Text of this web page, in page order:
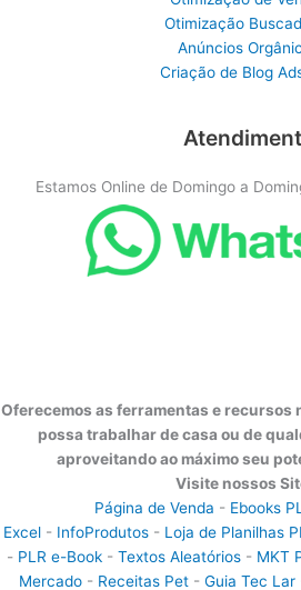
Otimização
Anúncios
Criação de Blog
Estamos Online de Domingo a
Oferecemos as ferramentas e recursos
possa trabalhar de casa ou de
aproveitando ao máximo seu
Visite nossos
Página de Venda - Ebooks
Excel- InfoProdutos- Loja de Planilhas
- PLR e-Book- Textos Aleatórios- MKT
Mercado - Receitas Pet - Guia Tec Lar